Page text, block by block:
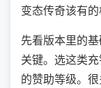
变态传奇该有的
先看版本里的
关键。选这类
的赞助等级。